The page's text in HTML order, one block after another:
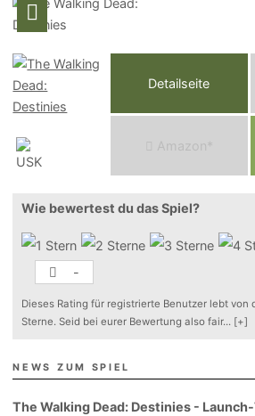
Detailseite
Ama o n*
Wie bewertest du das Spiel?
-
Dieses Rating für registrierte Benutzer lebt von
Sterne. Seid bei eurer Bewertung also fair... [+]
NEWS ZUM SPIEL
The Walking Dead: Destinies -